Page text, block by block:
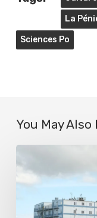
La
Sciences Po
You May Also
de